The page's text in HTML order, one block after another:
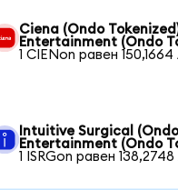
Ciena (Ondo
Entertainment (Ondo
1 CIENon равен
Intuitive Surgical
Entertainment (Ondo
1 ISRGon равен